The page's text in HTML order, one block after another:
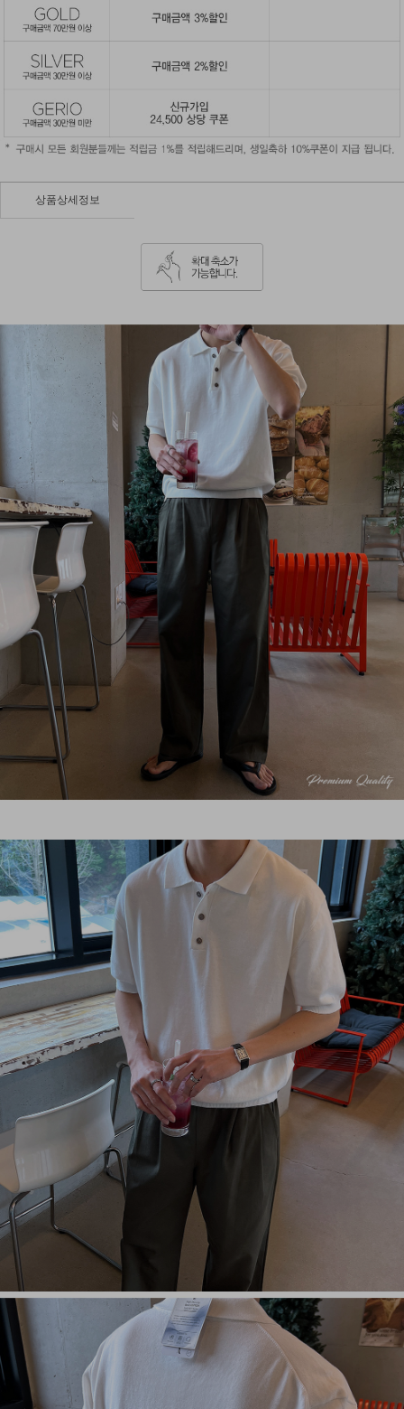
상품상세정보